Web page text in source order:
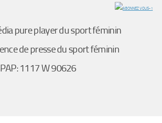
pure player du sport féminin
de presse du sport féminin
1117 W 90626